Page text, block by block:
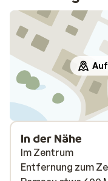
In der Nähe
Im Zentrum
Entfernung zum